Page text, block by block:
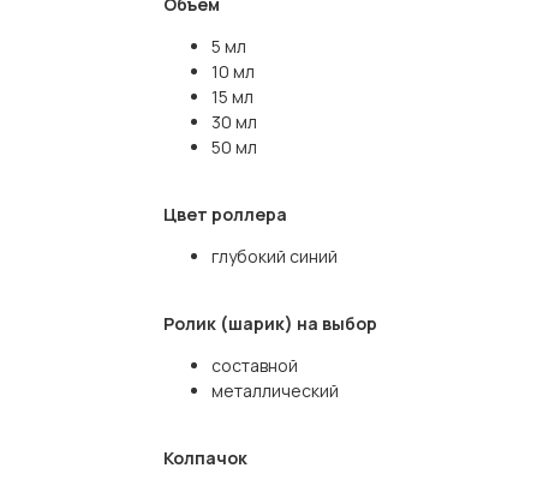
5 мл
10 мл
15 мл
30 мл
50 мл
Цвет роллера
глубокий синий
Ролик (шарик) на выбор
составной
металлический
Колпачок